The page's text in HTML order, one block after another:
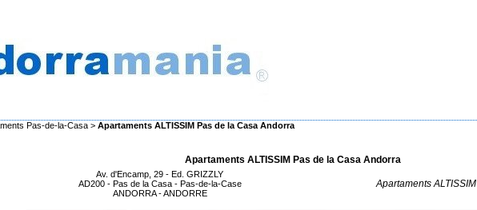
Pas-de-la-Casa > Apartaments ALTISSIM Pas de la Casa Andorra
Apartaments ALTISSIM Pas de la Casa Andorra
Av. d'Encamp, 29 - Ed. GRIZZLY
AD200 - Pas de la Casa - Pas-de-la-Case
ANDORRA - ANDORRE
Apartaments ALTISSIM